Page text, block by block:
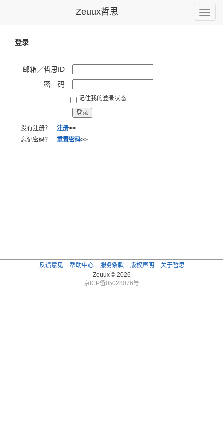
Toggle
Zeuux哲思
登录
邮箱／哲思ID
密 码
记住我的登录状态
没有注册？ 注册>>
忘记密码？ 重置密码>>
反馈意见 帮助中心 服务条款 版权声明
关于哲思
Zeuux © 2026
京ICP备05028076号